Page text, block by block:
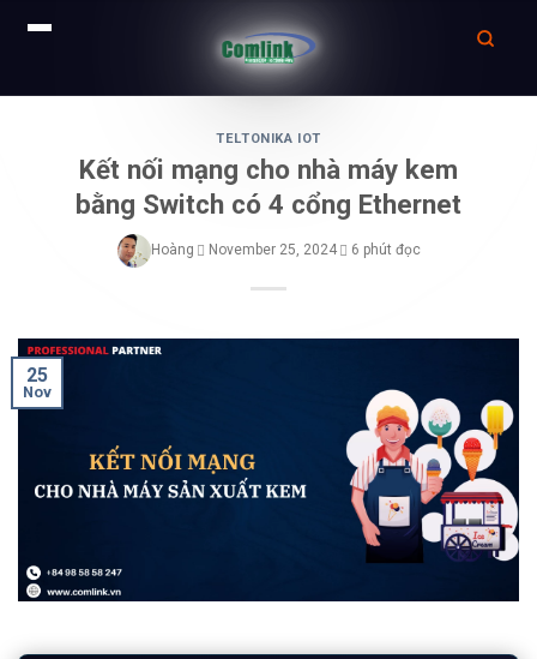
TELTONIKA IOT
Kết nối mạng cho nhà máy kem
bằng Switch có 4 cổng Ethernet
Hoàng November 25, 2024 6 phút đọc
25
Nov